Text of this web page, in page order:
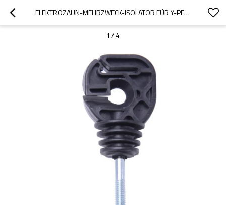
ELEKTROZAUN-MEHRZWECK-ISOLATOR FÜR Y-PFOSTEN
1 / 4